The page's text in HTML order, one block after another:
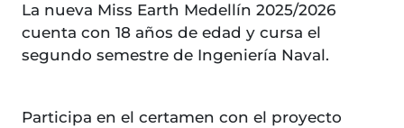
La nueva Miss Earth Medellín 2025/2026
cuenta con 18 años de edad y cursa el
segundo semestre de Ingeniería Naval.
Participa en el certamen con el proyecto